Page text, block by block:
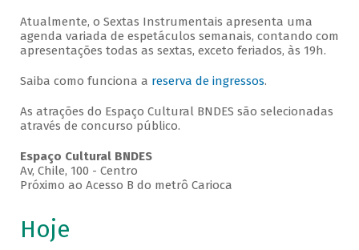
Atualmente, o Sextas Instrumentais apresenta uma
agenda variada de espetáculos semanais, contando com
apresentações todas as sextas, exceto feriados, às 19h.
Saiba como funciona a reserva de ingressos.
As atrações do Espaço Cultural BNDES são selecionadas
através de concurso público.
Espaço Cultural BNDES
Av, Chile, 100 - Centro
Próximo ao Acesso B do metrô Carioca
Hoje